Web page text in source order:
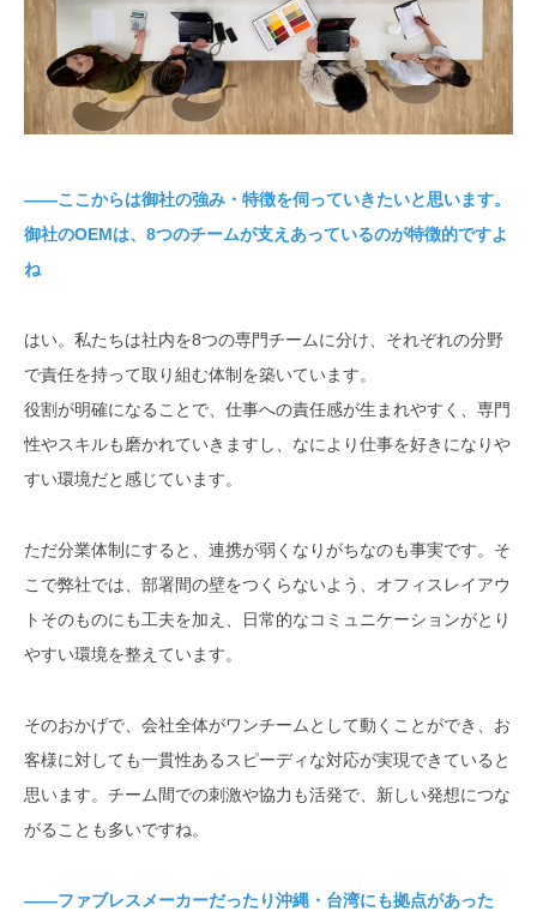
――ここからは御社の強み・特徴を伺っていきたいと思います。
御社のOEMは、8つのチームが支えあっているのが特徴的ですよ
ね
はい。私たちは社内を8つの専門チームに分け、それぞれの分野
で責任を持って取り組む体制を築いています。
役割が明確になることで、仕事への責任感が生まれやすく、専門
性やスキルも磨かれていきますし、なにより仕事を好きになりや
すい環境だと感じています。
ただ分業体制にすると、連携が弱くなりがちなのも事実です。そ
こで弊社では、部署間の壁をつくらないよう、オフィスレイアウ
トそのものにも工夫を加え、日常的なコミュニケーションがとり
やすい環境を整えています。
そのおかげで、会社全体がワンチームとして動くことができ、お
客様に対しても一貫性あるスピーディな対応が実現できていると
思います。チーム間での刺激や協力も活発で、新しい発想につな
がることも多いですね。
――ファブレスメーカーだったり沖縄・台湾にも拠点があった